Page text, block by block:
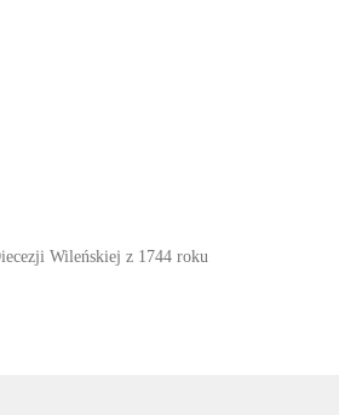
Wileńskiej z 1744 roku